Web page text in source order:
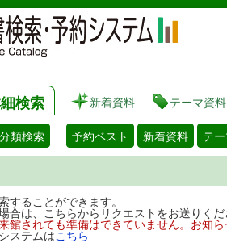
岡山
検索 新着資料 テーマ資料
類検索 予約ベスト 新着資料 テ
することができます。
合は、こちらからリクエストをお送りく
館されても準備はできていません。お知
ステムはこちら